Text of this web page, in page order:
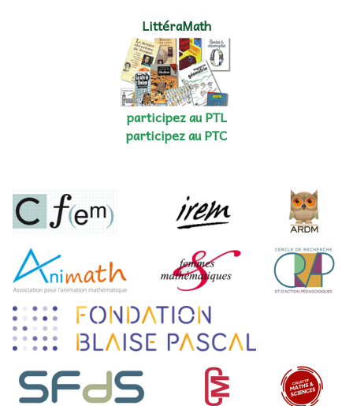
LittéraMath
participez au PTL
participez au PTC